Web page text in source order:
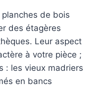
de bois
des étagères
Leur aspect
à votre pièce ;
: les vieux madriers
en bancs